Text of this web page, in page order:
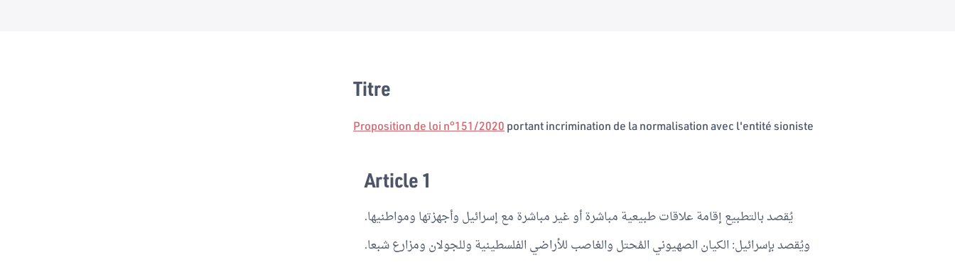
Titre
Proposition de loi n°151/2020 portant incrimination de la normalisation avec l'entité sioniste
Article 1
يُقصد بالتطبيع إقامة علاقات طبيعية مباشرة أو غير مباشرة مع إسرائيل وأجهزتها ومواطنيها.
ويُقصد بإسرائيل: الكيان الصهيوني المُحتل والغاصب للأراضي الفلسطينية وللجولان ومزارع شبعا.